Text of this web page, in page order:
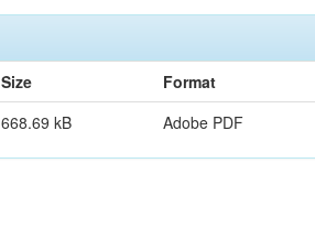
Size
Format
668.69 kB Adobe PDF